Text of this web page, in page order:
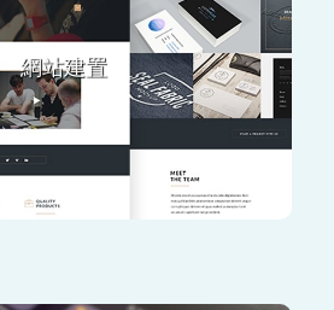
網站建置
企業官網
商品介紹
文章發佈
討論區
線上報名